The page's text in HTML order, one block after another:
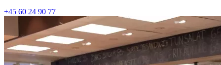
+45 60 24 90 77